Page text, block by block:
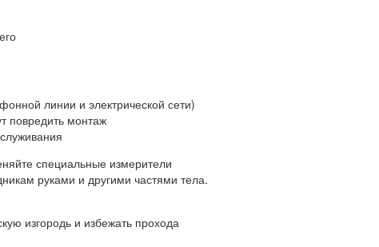
линии и электрической сети)
повредить монтаж
специальные измерители
руками и другими частями тела.
изгородь и избежать прохода